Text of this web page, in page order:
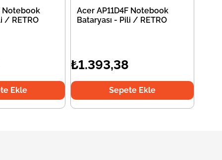
Notebook
/ RETRO
Ekle
Acer AP11D4F Notebook
Bataryası - Pili / RETRO
₺1.393,38
Sepete Ekle